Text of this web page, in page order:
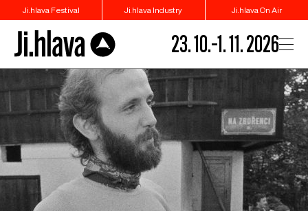
Ji.hlava Festival Ji.hlava Industry Ji.hlava On Air
23. 10.–1. 11. 2026